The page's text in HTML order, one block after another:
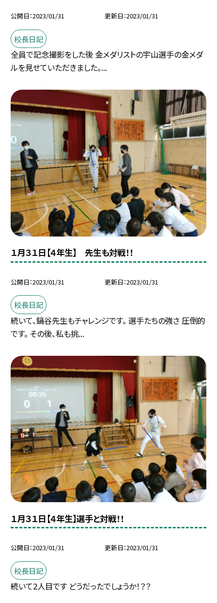
公開日 2023/01/31 更新日 2023/01/31
校長日記
全員で記念撮影をした後 金メダリストの宇山選手の金メダ
ルを見せていただきました。...
１月３１日【４年生】 先生も対戦！！
公開日 2023/01/31 更新日 2023/01/31
校長日記
続いて、鍋谷先生もチャレンジです。 選手たちの強さ 圧倒的
です。 その後、私も挑...
１月３１日【４年生】選手と対戦！！
公開日 2023/01/31 更新日 2023/01/31
校長日記
続いて2人目です どうだったでしょうか！？？